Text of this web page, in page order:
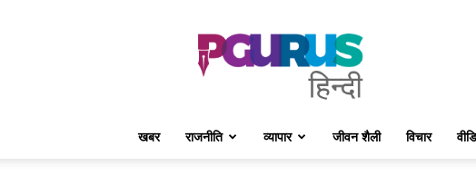
PGurus
Hindi
खबर राजनीति व्यापार जीवन शैली विचार